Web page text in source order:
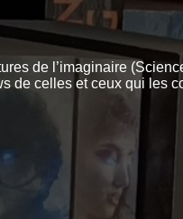
de l’imaginaire
de celles et ceux qui les